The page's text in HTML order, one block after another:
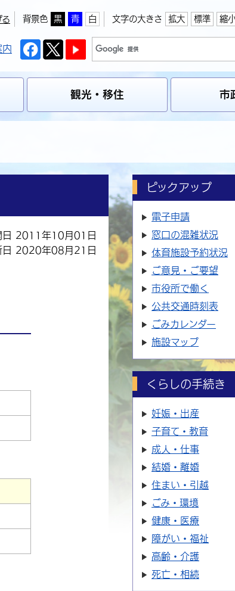
る 背景色 黒 青 白 文字の大きさ 拡大 標準 縮
観光・移住 市
日 2011年10月01日
日 2020年08月21日
ピックアップ
電子申請
窓口の混雑状況
体育施設予約状況
ご意見・ご要望
市役所で働く
公共交通時刻表
ごみカレンダー
施設マップ
くらしの手続き
妊娠・出産
子育て・教育
成人・仕事
結婚・離婚
住まい・引越
ごみ・環境
健康・医療
障がい・福祉
高齢・介護
死亡・相続